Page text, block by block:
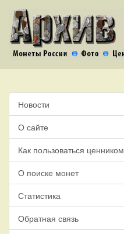
Новости
О сайте
Как пользоваться ценником
О поиске монет
Статистика
Обратная связь